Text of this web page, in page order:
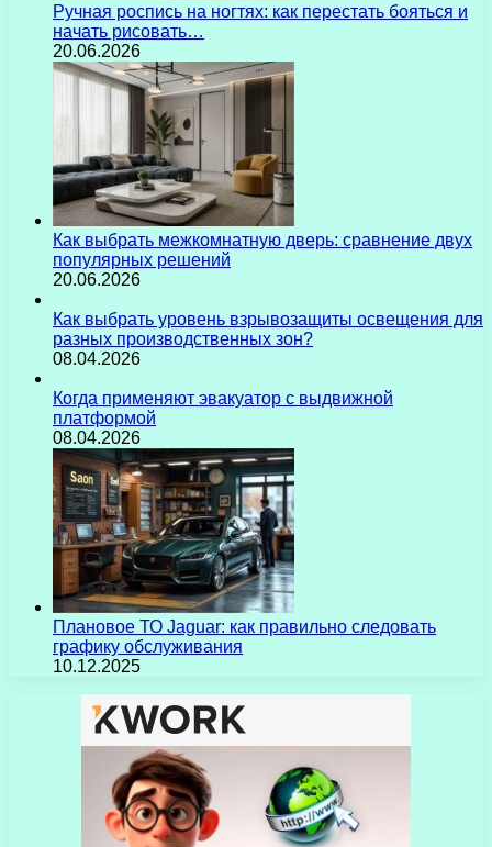
Ручная роспись на ногтях: как перестать бояться и
начать рисовать…
20.06.2026
Как выбрать межкомнатную дверь: сравнение двух
популярных решений
20.06.2026
Как выбрать уровень взрывозащиты освещения для
разных производственных зон?
08.04.2026
Когда применяют эвакуатор с выдвижной
платформой
08.04.2026
Плановое ТО Jaguar: как правильно следовать
графику обслуживания
10.12.2025